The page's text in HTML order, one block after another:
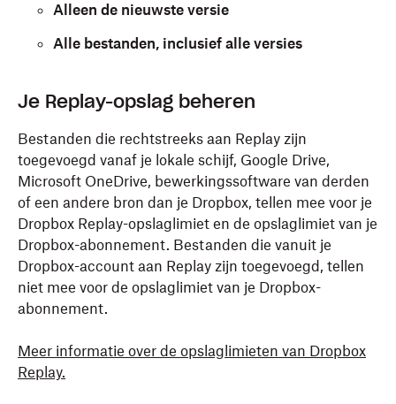
Alleen de nieuwste versie
Alle bestanden, inclusief alle versies
lagere resoluties of groottes:
Meld je aanop replay.dropbox.com.
Wijs de miniatuur aan van het bestand dat je wilt
downloaden en klik rechtsboven op '…' (drie
horizontale puntjes).
Klik bovenaan op het downloadpictogram (pijl die
omlaag wijst naar een lijn) en selecteer een van de
volgende opties:
in de originele grootte
Je Replay-opslag beheren
Bestanden die rechtstreeks aan Replay zijn
toegevoegd vanaf je lokale schijf, Google Drive,
Microsoft OneDrive, bewerkingssoftware van derden
of een andere bron dan je Dropbox, tellen mee voor je
Dropbox Replay-opslaglimiet en de opslaglimiet van je
Dropbox-abonnement. Bestanden die vanuit je
Dropbox-account aan Replay zijn toegevoegd, tellen
niet mee voor de opslaglimiet van je Dropbox-
abonnement.
Meer informatie over de opslaglimieten van Dropbox
Replay.